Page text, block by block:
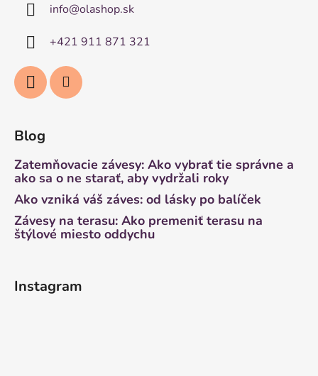
info@olashop.sk
+421 911 871 321
Blog
Zatemňovacie závesy: Ako vybrať tie správne a
ako sa o ne starať, aby vydržali roky
Ako vzniká váš záves: od lásky po balíček
Závesy na terasu: Ako premeniť terasu na
štýlové miesto oddychu
Instagram